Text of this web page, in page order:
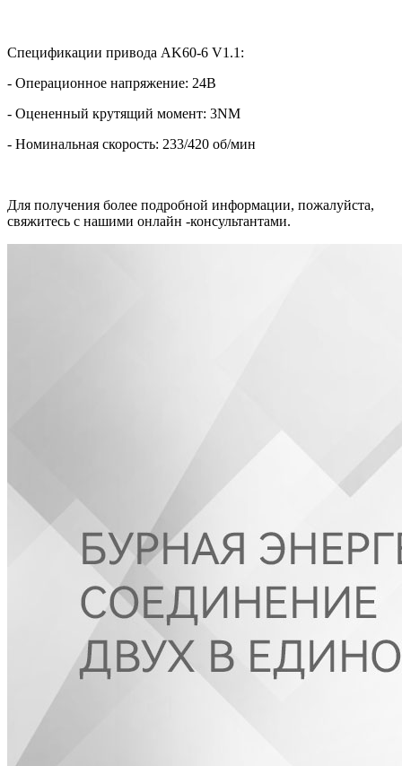
Спецификации привода AK60-6 V1.1:
- Операционное напряжение: 24В
- Оцененный крутящий момент: 3NM
- Номинальная скорость: 233/420 об/мин
Для получения более подробной информации, пожалуйста,
свяжитесь с нашими онлайн -консультантами.